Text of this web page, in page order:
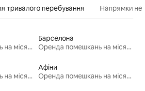
тривалого перебування Напрямки
Оренда помешкань на місяць
Барселона
Оренда помешкань на місяць
Оренда помешкань на місяць
Афіни
Оренда помешкань на місяць